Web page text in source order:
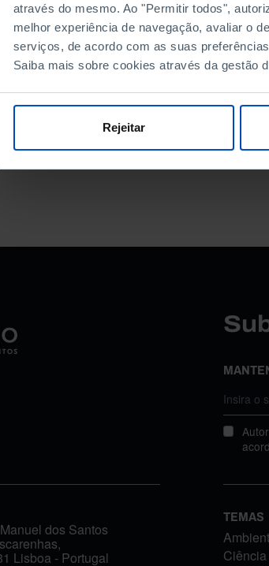
através do mesmo. Ao "Permitir todos",
melhor experiência de navegação, avaliar o
serviços, de acordo com as suas
Saiba mais sobre cookies através da gestão
Rejeitar
DATA
dos Santos
Lisboa - Portugal
TEMAS
Ciência